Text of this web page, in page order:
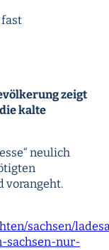
zeigt
kalte
neulich
vorangeht.
sachsen/
sachsen-nur-